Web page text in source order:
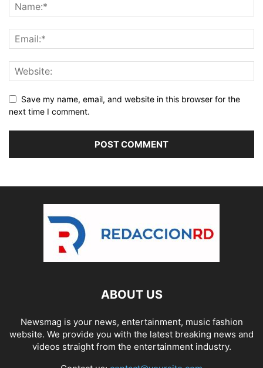
Save my name, email, and website in this browser for the
next time I comment.
ABOUT US
Newsmag is your news, entertainment, music fashion
website. We provide you with the latest breaking news and
videos straight from the entertainment industry.